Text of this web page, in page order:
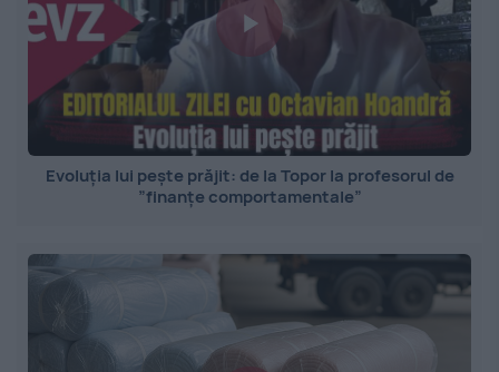
Evoluția lui pește prăjit: de la Topor la profesorul de
”finanțe comportamentale”